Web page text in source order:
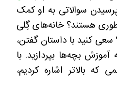
سوالاتی به او کمک
هستند؟ خانه‌های گِلی
کنید با داستان گفتن،
بچه‌ها بپردازید. با
که بالاتر اشاره کردیم،